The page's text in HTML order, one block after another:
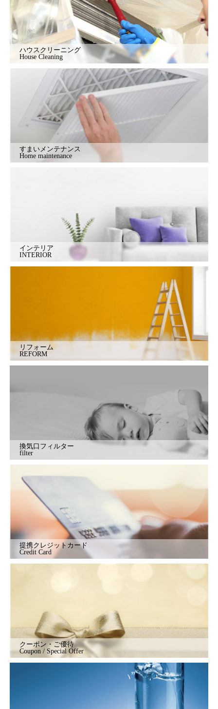
ハウスクリーニング
House Cleaning
すまいメンテナンス
Home maintenance
インテリア
INTERIOR
リフォーム
REFORM
換気口フィルター
filter
提携クレジットカード
Credit Card
クーポン・ご優待
Coupon / Special Offer